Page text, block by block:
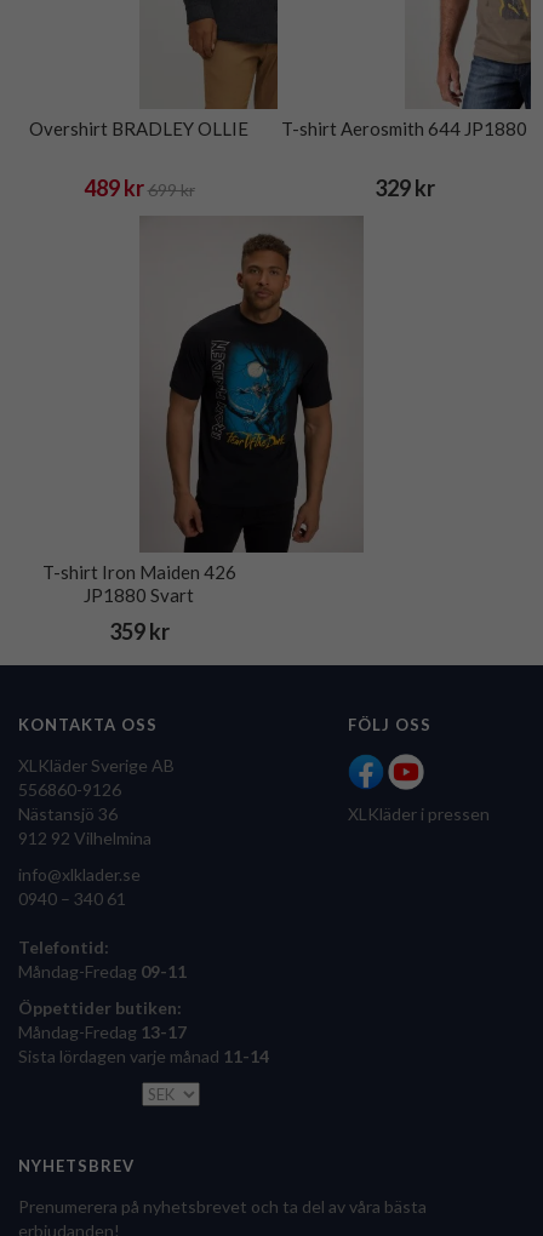
Overshirt BRADLEY OLLIE
489 kr 699 kr
T-shirt Aerosmith 644 JP1880
329 kr
T-shirt Iron Maiden 426
JP1880 Svart
359 kr
KONTAKTA OSS
XLKläder Sverige AB
556860-9126
Nästansjö 36
912 92 Vilhelmina
info@xlklader.se
0940 – 340 61
Telefontid:
Måndag-Fredag 09-11
Öppettider butiken:
Måndag-Fredag 13-17
Sista lördagen varje månad 11-14
FÖLJ OSS
XLKläder i pressen
NYHETSBREV
Prenumerera på nyhetsbrevet och ta del av våra bästa
erbjudanden!